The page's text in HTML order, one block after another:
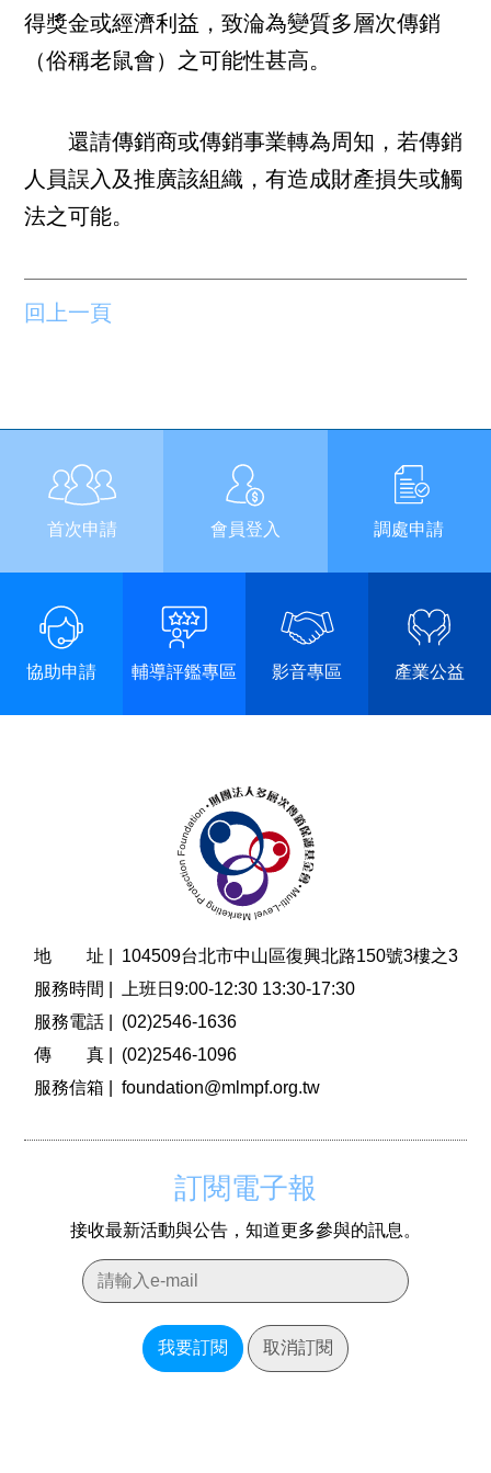
得獎金或經濟利益，致淪為變質多層次傳銷
（俗稱老鼠會）之可能性甚高。
還請傳銷商或傳銷事業轉為周知，若傳銷
人員誤入及推廣該組織，有造成財產損失或觸
法之可能。
回上一頁
首次申請 會員登入 調處申請
協助申請 輔導評鑑專區 影音專區 產業公益
地 址 |
104509台北市中山區復興北路150號3樓之3
服務時間 |
上班日9:00-12:30 13:30-17:30
服務電話 |
(02)2546-1636
傳 真 |
(02)2546-1096
服務信箱 |
foundation@mlmpf.org.tw
訂閱電子報
接收最新活動與公告，知道更多參與的訊息。
我要訂閱 取消訂閱